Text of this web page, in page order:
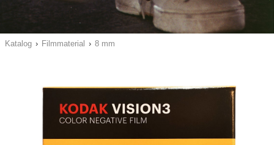
Katalog › Filmmaterial › 8 mm